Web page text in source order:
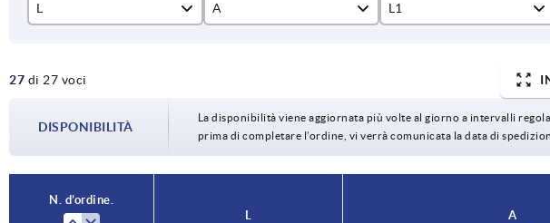
L
20,4
24,9
A
1,50 - 2,25
L1
13,9
27 di 27 voci
DISPONIBILITÀ
La disponibilità viene aggiornata più volte al giorno a intervalli
prima di completare l’ordine, vi verrà comunicata la data di
N. d’ordine.
A